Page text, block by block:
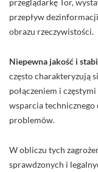
przepływ
obrazu rzeczywistości.
Niepewna jakość i
często charakteryzują
połączeniem i
wsparcia technicznego
problemów.
W obliczu tych
sprawdzonych i